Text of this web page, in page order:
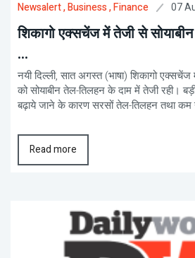
Newsalert, Business, Finance 07
शिकागो एक्सचेंज में तेजी से
...
नयी दिल्ली, सात अगस्त (भाषा) शिकागो
को सोयाबीन तेल-तिलहन के दाम में तेजी रही। बड़ी
बढ़ाये जाने के कारण सरसों तेल-तिलहन तथा
Read more